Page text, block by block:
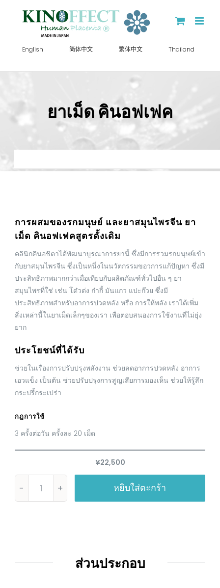
English 简体中文 繁体中文 Thailand
ยาเม็ด คินอฟเฟค
การผสมของรกมนุษย์ และยาสมุนไพรจีน ยา
เม็ด คินอฟเฟคสูตรดั้งเดิม
คลินิกคินอชิตาได้พัฒนาบูรณาการยานี้ ซึ่งมีการรวมรกมนุษย์เข้า
กับยาสมุนไพรจีน ซึ่งเป็นหนึ่งในนวัตกรรมขอวการแก้ปัญหา ซึ่งมี
ประสิทธิภาพมากกว่าเมื่อเทียบกับผลิตภัณฑ์ทั่วไปอื่น ๆ ยา
สมุนไพรที่ใช่ เช่น โต๋วต่ง ก๋ากี้ มันแกว แปะก๊วย ซึ่งมี
ประสิทธิภาพสำหรับอาการปวดหลัง หรือ การให้พลัง เราได้เพิ่ม
สิ่งเหล่านี้ในยาเม็ดเล็กๆของเรา เพื่อตอบสนองการใช้งานที่ไม่ยุ่ง
ยาก
ประโยชน์ที่ได้รับ
ช่วยในเรื่องการปรับปรุงพลังงาน ช่วยลดอาการปวดหลัง อาการ
เอวแข็ง เป็นต้น ช่วยปรับปรุงการสูญเสียการมองเห็น ช่วยให้รู้สึก
กระปรี้กระเปร่า
กฎการใช้
3 ครั้งต่อวัน ครั้งละ 20 เม็ด
¥22,500
จำนวน
หยิบใส่ตะกร้า
ส่วนประกอบ